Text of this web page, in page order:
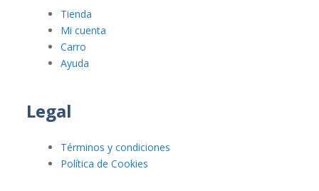
Tienda
Mi cuenta
Carro
Ayuda
Legal
Términos y condiciones
Política de Cookies